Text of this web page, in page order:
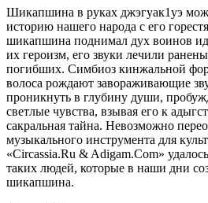
Шикапшина в руках джэгуак1уэ
историю нашего народа с его
шикапшина поднимал дух воинов
их героизм, его звуки лечили
погибших. Симбиоз кинжальной
волоса рождают завораживающие
проникнуть в глубину души,
светлые чувства, взывая его к
сакральная тайна. Невозможно
музыкального инструмента для
«Circassia.Ru & Adigam.Com»
таких людей, которые в наши дни
шикапшина.